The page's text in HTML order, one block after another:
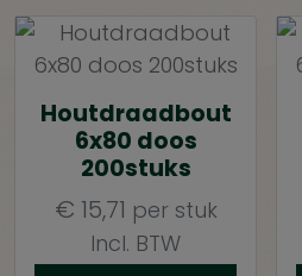
Houtdraadbout
6x80 doos
200stuks
€ 15,71 per stuk
Incl. BTW